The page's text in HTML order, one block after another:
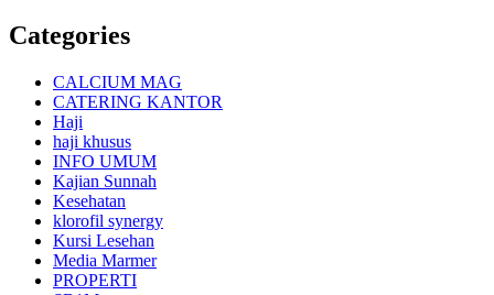
Categories
CALCIUM MAG
CATERING KANTOR
Haji
haji khusus
INFO UMUM
Kajian Sunnah
Kesehatan
klorofil synergy
Kursi Lesehan
Media Marmer
PROPERTI